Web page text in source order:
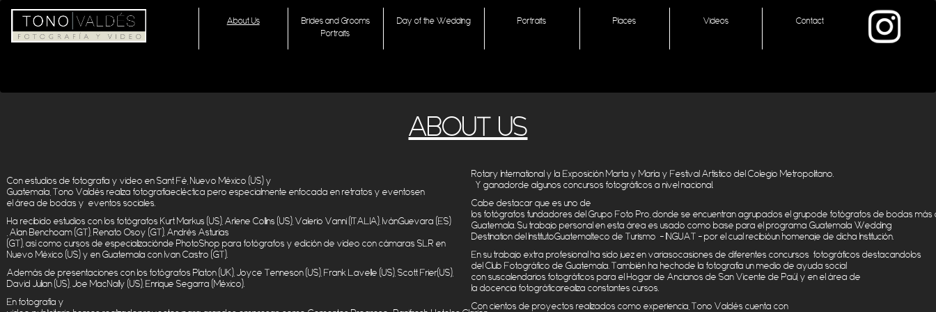
About Us
Brides and Grooms
Portraits
Day of the Wedding Portraits Places Videos Contact
ABOUT US
Con estudios de fotografía y video en Sant Fé , Nuevo México (US) y
Guatemala, Tono Valdés realiza fotografíaecléctica pero especialmente enfocada en retratos y eventosen
el área de bodas y eventos sociales
Ha recibido estudios con los fotógrafos Kurt Markus (US), Arlene Collins (US), Valerio Vanni (ITALIA), IvánGuevara (ES)
Alan Benchoam (GT), Renato Osoy (GT), Andrés Asturias
(GT), así como cursos de especializaciónde PhotoShop para fotógrafos y edición de video con cámaras SLR en
Nuevo México (US) y en Guatemala con Ivan Castro (GT).
Además de presentaciones con los fotógrafos Platon (UK), Joyce Tenneson (US), Frank Lavelle (US), Scott Frier(US),
David Julian (US), Joe MacNally (US), Enrique Segarra (México).
En fotografía y
Rotary International y la Exposición Marta y María y Festival Artístico del Colegio Metropolitano
Y ganadorde algunos concursos fotográficos a nivel nacional
Cabe destacar que es uno de
los fotógrafos fundadores del Grupo Foto Pro, donde se encuentran agrupados el grupode fotógrafos de bodas más
Guatemala. Su trabajo personal en esta área es usado como base para el programa Guatemala Wedding
Destination del InstitutoGuatemalteco de Turismo – INGUAT – por el cual recibióun homenaje de dicha Institución
En su trabajo extra profesional ha sido juez en variasocasiones de diferentes concursos fotográficos destacandolos
del Club Fotográfico de Guatemala. También ha hechode la fotografía un medio de ayuda social
con suscalendarios fotográficos para el Hogar de Ancianos de San Vicente de Paúl , y en el área de
la docencia fotográficarealiza constantes cursos
Con cientos de proyectos realizados como experiencia Tono Valdés cuenta con